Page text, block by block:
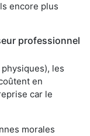
encore plus
professionnel
les
en
car le
morales